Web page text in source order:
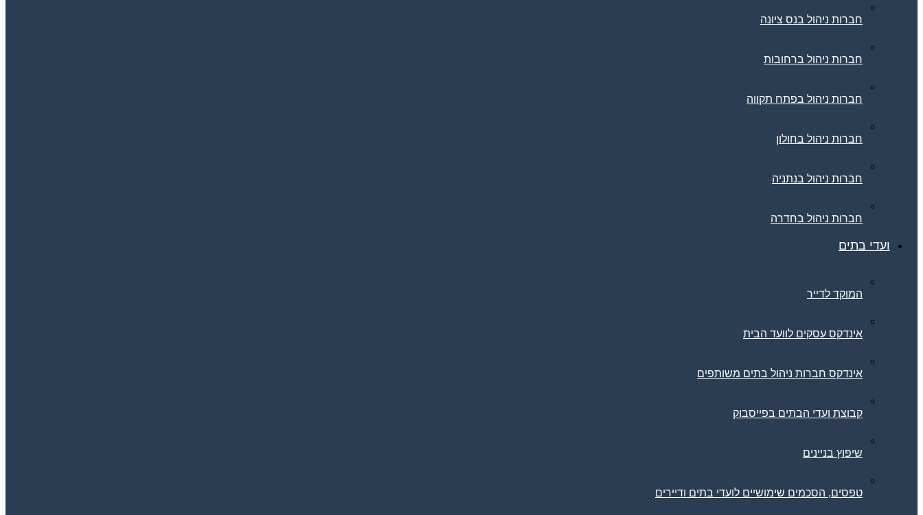
חברות ניהול בנס ציונה
חברות ניהול ברחובות
חברות ניהול בפתח תקווה
חברות ניהול בחולון
חברות ניהול בנתניה
חברות ניהול בחדרה
ועדי בתים
המוקד לדייר
אינדקס עסקים לוועד הבית
אינדקס חברות ניהול בתים משותפים
קבוצת ועדי הבתים בפייסבוק
שיפוץ בניינים
טפסים, הסכמים שימושיים לועדי בתים ודיירים